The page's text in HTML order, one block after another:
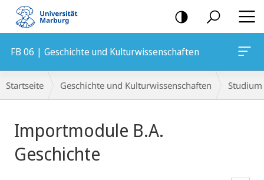
Mobile-
Navigation
FB 06 | Geschichte und Kulturwissenschaften
Breadcrumb-
Navigation
Startseite Geschichte und Kulturwissenschaften Studium
Importmodule B.A.
Geschichte